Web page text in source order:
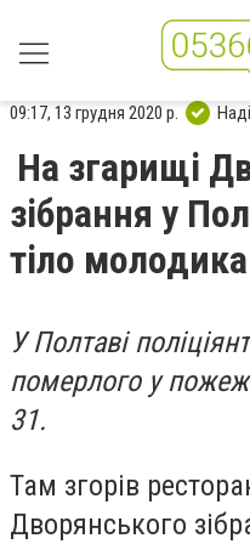
09:17, 13 грудня 2020 р.
На згарищі
зібрання у
тіло молодика
У Полтаві
померлого у
31.
Там згорів
Дворянського